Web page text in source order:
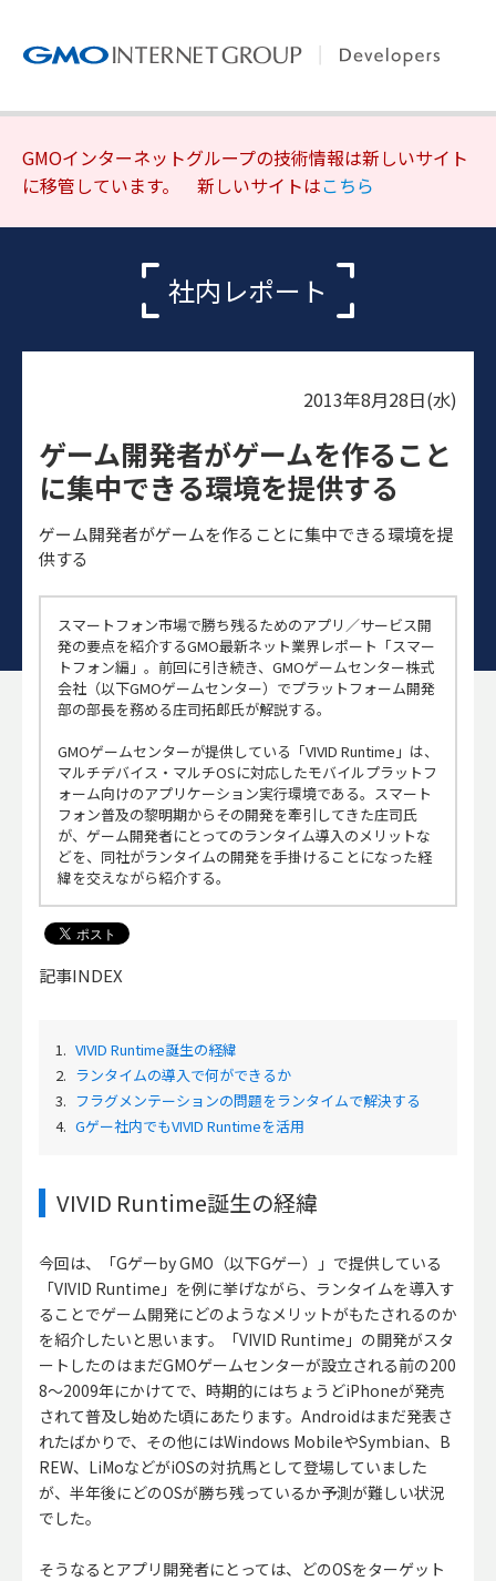
GMOインターネットグループの技術情報は新しいサイト
に移管しています。 新しいサイトはこちら
社内レポート
2013年8月28日(水)
ゲーム開発者がゲームを作ること
に集中できる環境を提供する
ゲーム開発者がゲームを作ることに集中できる環境を提
供する
スマートフォン市場で勝ち残るためのアプリ／サービス開
発の要点を紹介するGMO最新ネット業界レポート「スマー
トフォン編」。前回に引き続き、GMOゲームセンター株式
会社（以下GMOゲームセンター）でプラットフォーム開発
部の部長を務める庄司拓郎氏が解説する。
GMOゲームセンターが提供している「VIVID Runtime」は、
マルチデバイス・マルチOSに対応したモバイルプラットフ
ォーム向けのアプリケーション実行環境である。スマート
フォン普及の黎明期からその開発を牽引してきた庄司氏
が、ゲーム開発者にとってのランタイム導入のメリットな
どを、同社がランタイムの開発を手掛けることになった経
緯を交えながら紹介する。
記事INDEX
1. VIVID Runtime誕生の経緯
2. ランタイムの導入で何ができるか
3. フラグメンテーションの問題をランタイムで解決する
4. Gゲー社内でもVIVID Runtimeを活用
VIVID Runtime誕生の経緯
今回は、「Gゲーby GMO（以下Gゲー）」で提供している
「VIVID Runtime」を例に挙げながら、ランタイムを導入す
ることでゲーム開発にどのようなメリットがもたされるのか
を紹介したいと思います。「VIVID Runtime」の開発がスタ
ートしたのはまだGMOゲームセンターが設立される前の200
8～2009年にかけてで、時期的にはちょうどiPhoneが発売
されて普及し始めた頃にあたります。Androidはまだ発表さ
れたばかりで、その他にはWindows MobileやSymbian、B
REW、LiMoなどがiOSの対抗馬として登場していました
が、半年後にどのOSが勝ち残っているか予測が難しい状況
でした。
そうなるとアプリ開発者にとっては、どのOSをターゲット